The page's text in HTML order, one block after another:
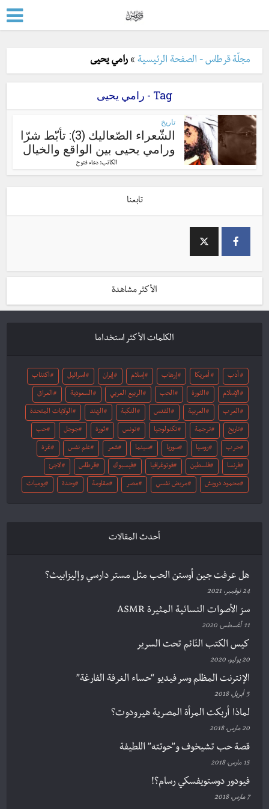
مجلّة قرطاس - الصفحة الرئيسية »رامي يحيى
Tag - رامي يحيى
تاريخ
الشّعراء الصّعاليك (3): تأبّط شرّا
ورامي يحيى بين الواقع والخيال
الكاتب: دعاء فتوح
تابعنا
الأكثر مشاهدة
الكلمات الأكثر استخداما
أدب أمريكا إرهاب إسلام إيران اسرائيل اكتئاب
الإسلام الثورة الحب الربيع العربي السعودية العراق
العرب العربية القدس النكبة الهند الولايات المتحدة
تاريخ ترجمة تكنولوجيا تونس ثورة جوجل حب
حرب روسيا سوريا سينما شعر علم نفس غزة
فرنسا فلسطين فوتوغرافيا فيسبوك قرطاس لاجئ
محمود درويش مريض نفسي مصر مقاومة وحدة يوميات
أحدث المقالات
هل عرفت جين أوستن الحب مثل مستر دارسي وإليزابيث؟
24 نوفمبر، 2021
سرّ الأصوات النسائية المثيرة ASMR
11 أغسطس، 2020
كيس الكتب النّائم تحت السرير
20 يوليو، 2020
الإنترنت المظلم وسر فيديو “حساء الغرفة الفارغة”
5 أبريل، 2018
لماذا أربكت المرأة المصرية هيرودوت؟
20 مارس، 2018
قصة حب تشيخوف و”حوتته” اللطيفة
15 مارس، 2018
فيودور دوستويفسكي رسام؟!
7 مارس، 2018